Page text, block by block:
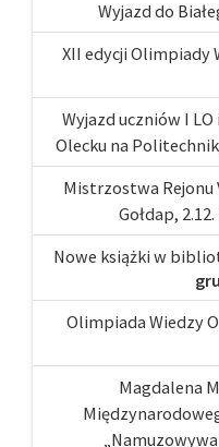
Wyjazd do
XII edycji Olimpiady
Wyjazd uczniów I
Olecku na
Mistrzostwa Rejonu
Gołdap, 2.12.
Nowe książki w
Olimpiada Wiedzy
Magdalena